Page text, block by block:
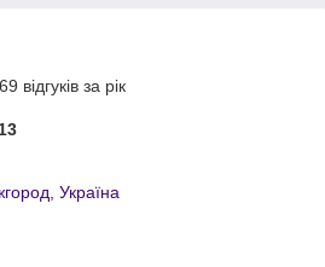
відгуків за рік
Україна